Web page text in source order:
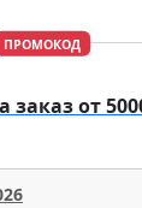
ПРОМОКОД
заказ от